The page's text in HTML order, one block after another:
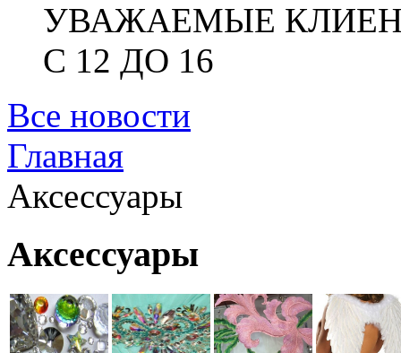
УВАЖАЕМЫЕ
С 12 ДО 16
Все новости
Главная
Аксессуары
Аксессуары